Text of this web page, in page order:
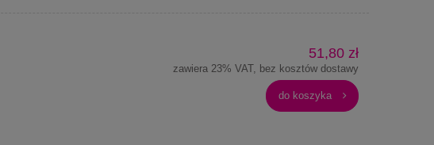
51,80 zł
zawiera 23% VAT, bez kosztów dostawy
do koszyka